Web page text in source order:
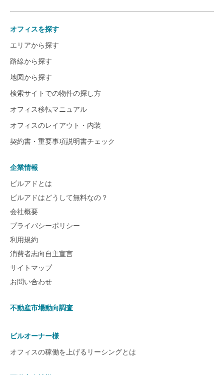
オフィスを探す
エリアから探す
路線から探す
地図から探す
検索サイトでの物件の探し方
オフィス移転マニュアル
オフィスのレイアウト・内装
契約書・重要事項説明書チェック
企業情報
ビルアドとは
ビルアドはどうして無料なの？
会社概要
プライバシーポリシー
利用規約
消費者志向自主宣言
サイトマップ
お問い合わせ
不動産市場動向調査
ビルオーナー様
オフィスの稼働を上げるリーシングとは